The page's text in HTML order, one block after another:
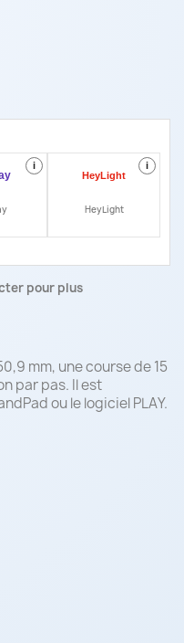
i i
HeyLight
pour plus
mm, une course de 15
par pas. Il est
ou le logiciel PLAY.